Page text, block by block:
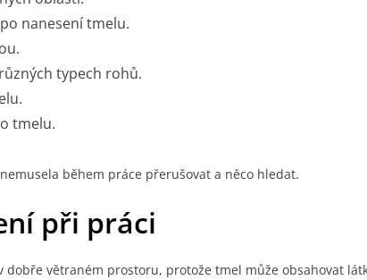
nanesení tmelu.
typech rohů.
tmelu.
během práce přerušovat a něco hledat.
při práci
větraném prostoru, protože tmel může obsahovat